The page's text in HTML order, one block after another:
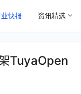
快报 资讯精选
TuyaOpen